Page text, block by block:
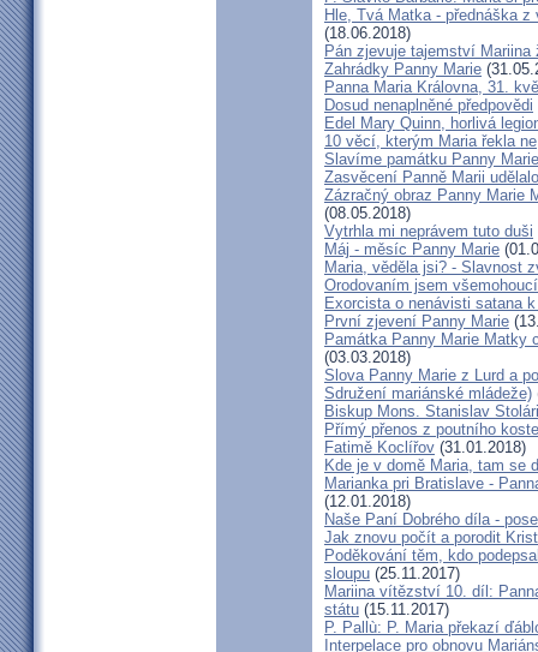
Hle, Tvá Matka - přednáška
(18.06.2018)
Pán zjevuje tajemství Mariina
Zahrádky Panny Marie
Panna Maria Královna, 31.
Dosud nenaplněné předpovědi
Edel Mary Quinn, horlivá
10 věcí, kterým Maria řekla ne
Slavíme památku Panny
Zasvěcení Panně Marii
Zázračný obraz Panny Marie
(08.05.2018)
Vytrhla mi neprávem tuto duši
Máj - měsíc Panny Marie
Maria, věděla jsi? - Slavnost
Orodovaním jsem
Exorcista o nenávisti satana
První zjevení Panny Marie
Památka Panny Marie Matky
(03.03.2018)
Slova Panny Marie z Lurd a
Sdružení mariánské mládeže)
Biskup Mons. Stanislav
Přímý přenos z poutního
Fatimě Koclířov (31.01.2018)
Kde je v domě Maria, tam se
Marianka pri Bratislave -
(12.01.2018)
Naše Paní Dobrého díla -
Jak znovu počít a porodit
Poděkování těm, kdo
sloupu (25.11.2017)
Mariina vítězství 10. díl:
státu (15.11.2017)
P. Pallù: P. Maria překazí
Interpelace pro obnovu